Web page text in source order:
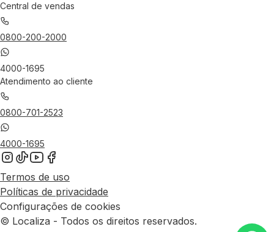
Central de vendas
0800-200-2000
4000-1695
Atendimento ao cliente
0800-701-2523
4000-1695
Termos de uso
Políticas de privacidade
Configurações de cookies
© Localiza - Todos os direitos reservados.